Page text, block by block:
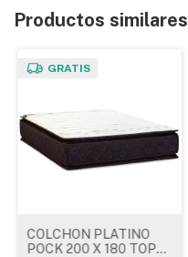
Productos similares
GRATIS
COLCHON PLATINO
POCK 200 X 180 TOP